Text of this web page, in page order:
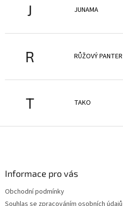
J JUNAMA
R RŮŽOVÝ PANTER
T TAKO
Informace pro vás
Obchodní podmínky
Souhlas se zpracováním osobních údajů